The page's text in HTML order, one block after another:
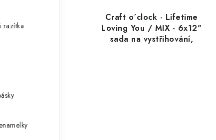
razítka
Craft o´clock - Lifetime
Loving You / MIX - 6x12"
sada na vystřihování,